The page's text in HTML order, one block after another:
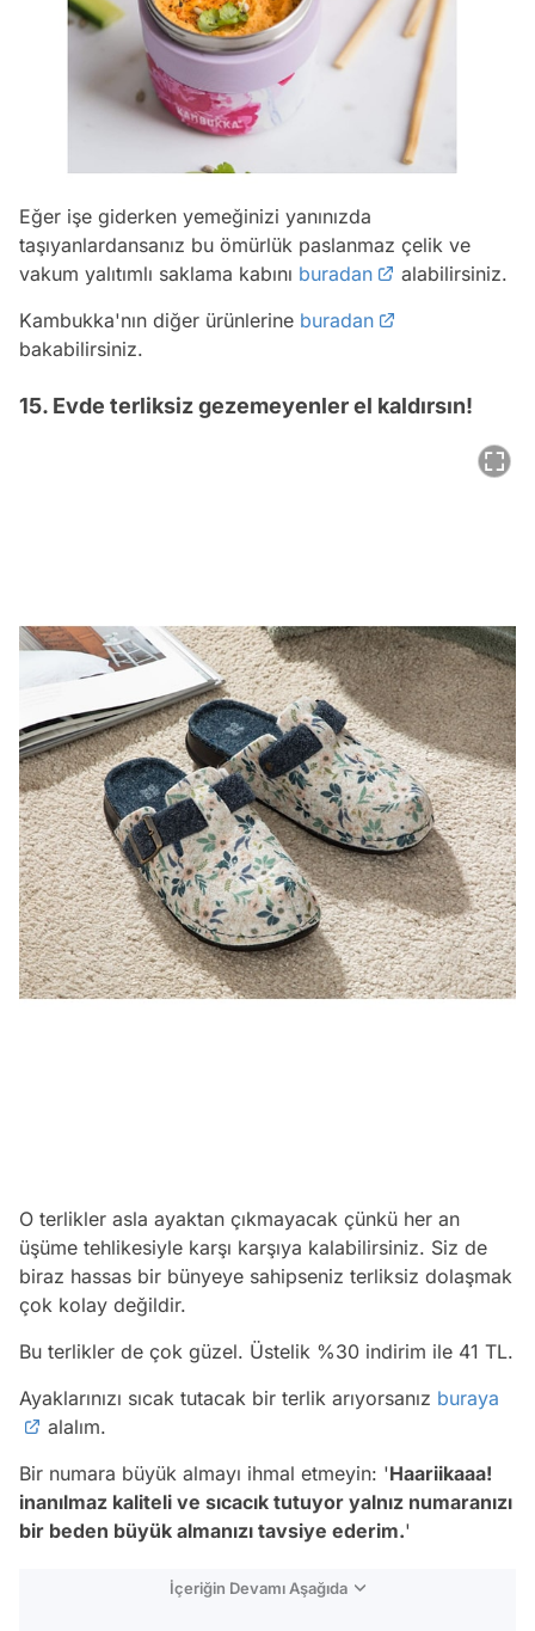
Eğer işe giderken yemeğinizi yanınızda
taşıyanlardansanız bu ömürlük paslanmaz çelik ve
vakum yalıtımlı saklama kabını buradan
alabilirsiniz.
Kambukka'nın diğer ürünlerine buradan
bakabilirsiniz.
15. Evde terliksiz gezemeyenler el kaldırsın!
O terlikler asla ayaktan çıkmayacak çünkü her an
üşüme tehlikesiyle karşı karşıya kalabilirsiniz. Siz de
biraz hassas bir bünyeye sahipseniz terliksiz dolaşmak
çok kolay değildir.
Bu terlikler de çok güzel. Üstelik %30 indirim ile 41 TL.
Ayaklarınızı sıcak tutacak bir terlik arıyorsanız buraya
alalım.
Bir numara büyük almayı ihmal etmeyin: 'Haariikaaa!
inanılmaz kaliteli ve sıcacık tutuyor yalnız numaranızı
bir beden büyük almanızı tavsiye ederim.'
İçeriğin Devamı Aşağıda